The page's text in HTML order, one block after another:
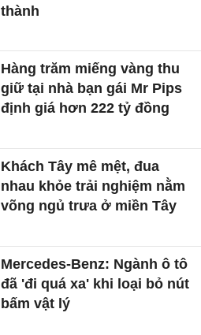
thành
Hàng trăm miếng vàng thu
giữ tại nhà bạn gái Mr Pips
định giá hơn 222 tỷ đồng
Khách Tây mê mệt, đua
nhau khỏe trải nghiệm nằm
võng ngủ trưa ở miền Tây
Mercedes-Benz: Ngành ô tô
đã 'đi quá xa' khi loại bỏ nút
bấm vật lý